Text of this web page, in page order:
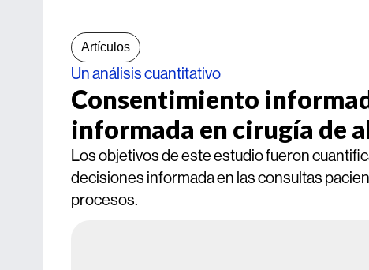
Artículos
Un análisis cuantitativo
Consentimiento
informada en cirugía de
Los objetivos de este estudio fueron
decisiones informada en las consultas
procesos.